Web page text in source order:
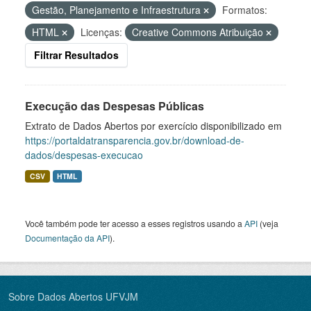
Gestão, Planejamento e Infraestrutura
Formatos:
HTML
Licenças:
Creative Commons Atribuição
Filtrar Resultados
Execução das Despesas Públicas
Extrato de Dados Abertos por exercício disponibilizado em
https://portaldatransparencia.gov.br/download-de-
dados/despesas-execucao
CSV HTML
Você também pode ter acesso a esses registros usando a API (veja
Documentação da API).
Sobre Dados Abertos UFVJM